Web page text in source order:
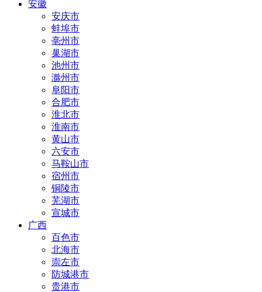
安徽
安庆市
蚌埠市
亳州市
巢湖市
池州市
滁州市
阜阳市
合肥市
淮北市
淮南市
黄山市
六安市
马鞍山市
宿州市
铜陵市
芜湖市
宣城市
广西
百色市
北海市
崇左市
防城港市
贵港市